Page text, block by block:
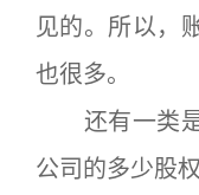
见的。所以，
也很多。
还有一类是
公司的多少股